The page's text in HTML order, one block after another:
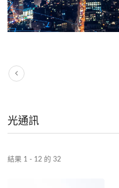
光通訊
結果 1 - 12 的 32